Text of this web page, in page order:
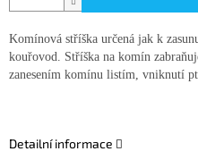
Komínová stříška určená jak k
kouřovod. Stříška na komín
zanesením komínu listím, vniknutí
Detailní informace